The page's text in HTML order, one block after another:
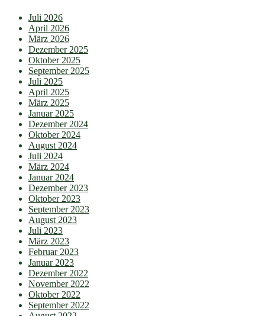
Juli 2026
April 2026
März 2026
Dezember 2025
Oktober 2025
September 2025
Juli 2025
April 2025
März 2025
Januar 2025
Dezember 2024
Oktober 2024
August 2024
Juli 2024
März 2024
Januar 2024
Dezember 2023
Oktober 2023
September 2023
August 2023
Juli 2023
März 2023
Februar 2023
Januar 2023
Dezember 2022
November 2022
Oktober 2022
September 2022